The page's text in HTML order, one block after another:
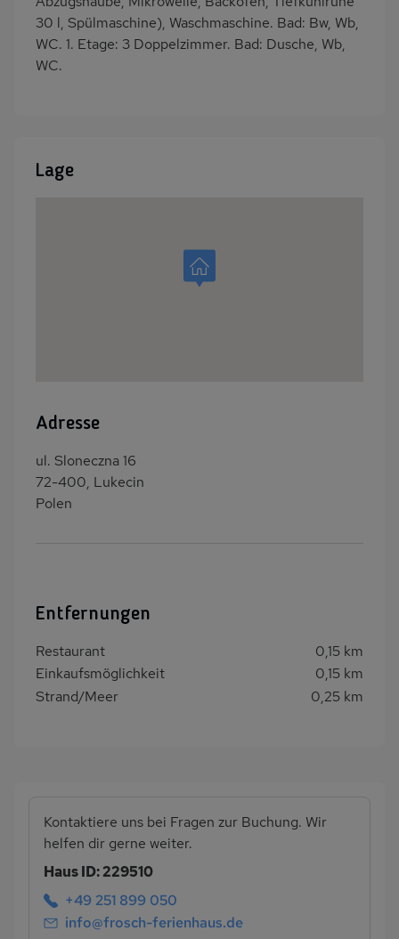
30 l, Spülmaschine), Waschmaschine. Bad: Bw, Wb,
WC. 1. Etage: 3 Doppelzimmer. Bad: Dusche, Wb,
WC.
Lage
Adresse
ul. Sloneczna 16
72-400, Lukecin
Polen
Entfernungen
Restaurant
0,15 km
Einkaufsmöglichkeit
0,15 km
Strand/Meer
0,25 km
Kontaktiere uns bei Fragen zur Buchung. Wir
helfen dir gerne weiter.
Haus ID: 229510
+49 251 899 050
info@frosch-ferienhaus.de